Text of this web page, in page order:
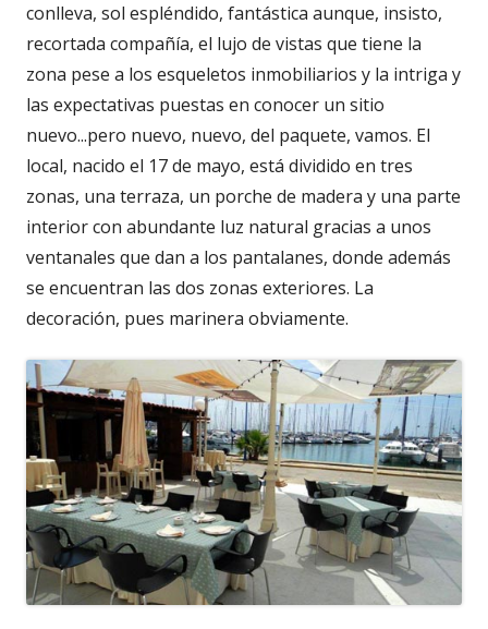
conlleva, sol espléndido, fantástica aunque, insisto,
recortada compañía, el lujo de vistas que tiene la
zona pese a los esqueletos inmobiliarios y la intriga y
las expectativas puestas en conocer un sitio
nuevo...pero nuevo, nuevo, del paquete, vamos. El
local, nacido el 17 de mayo, está dividido en tres
zonas, una terraza, un porche de madera y una parte
interior con abundante luz natural gracias a unos
ventanales que dan a los pantalanes, donde además
se encuentran las dos zonas exteriores. La
decoración, pues marinera obviamente.